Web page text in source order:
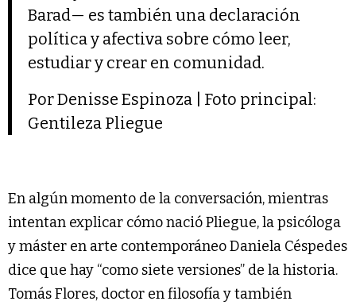
Barad— es también una declaración
política y afectiva sobre cómo leer,
estudiar y crear en comunidad.
Por Denisse Espinoza | Foto principal:
Gentileza Pliegue
En algún momento de la conversación, mientras
intentan explicar cómo nació Pliegue, la psicóloga
y máster en arte contemporáneo Daniela Céspedes
dice que hay “como siete versiones” de la historia.
Tomás Flores, doctor en filosofía y también